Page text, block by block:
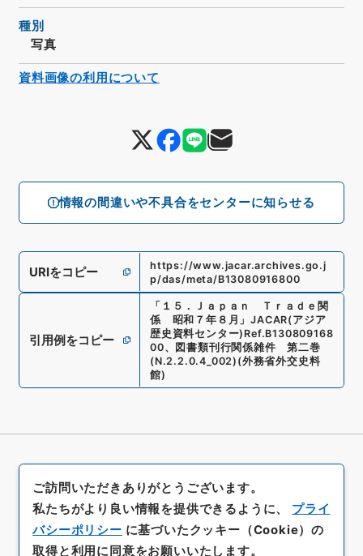
情報の間違いや不具合をセンターに知らせる
種別
写真
URIをコピー
https://www.jacar.archives.go.j
p/das/meta/B13080916800
引用例をコピー
「 １５．Ｊａｐａｎ Ｔｒａｄｅ関
係 昭和７年８月 」JACAR(アジア
歴史資料センター) Ref.B130809168
00、 図書類刊行関係雑件 第二巻
(N.2.2.0.4_002) (外務省外交史料
館)
資料画像の利用について
ご訪問いただきありがとうございます。
私たちがより良い情報を提供できるように、 プライ
バシーポリシー に基づいたクッキー（Cookie）の
取得と利用に同意をお願いいたします。